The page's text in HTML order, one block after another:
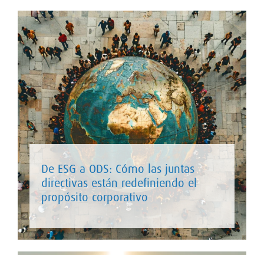
De ESG a ODS: Cómo las juntas
directivas están redefiniendo el
propósito corporativo